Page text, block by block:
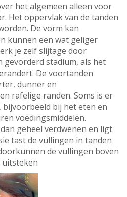
het algemeen alleen voor
Het oppervlak van de tanden
De vorm kan
kunnen een wat geliger
je zelf slijtage door
gevorderd stadium, als het
De voortanden
dunner en
rafelige randen. Soms is er
bij het eten en
voedingsmiddelen.
geheel verdwenen en ligt
tast de vullingen in tanden
de vullingen boven